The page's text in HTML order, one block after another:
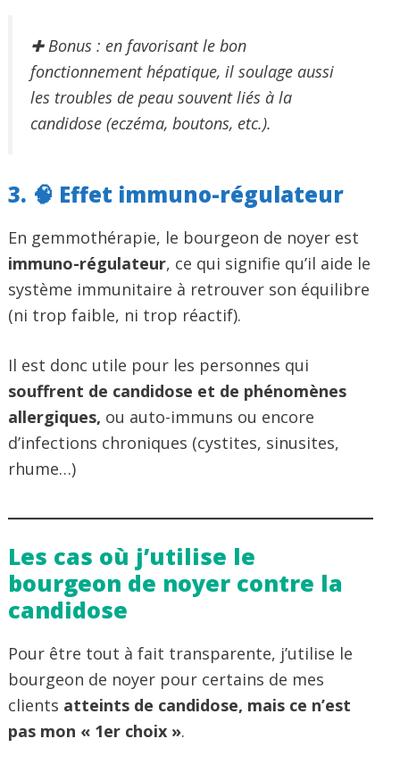
✚ Bonus : en favorisant le bon
fonctionnement hépatique, il soulage aussi
les troubles de peau souvent liés à la
candidose (eczéma, boutons, etc.).
3. 🧠 Effet immuno-régulateur
En gemmothérapie, le bourgeon de noyer est
immuno-régulateur, ce qui signifie qu’il aide le
système immunitaire à retrouver son équilibre
(ni trop faible, ni trop réactif).
Il est donc utile pour les personnes qui
souffrent de candidose et de phénomènes
allergiques, ou auto-immuns ou encore
d’infections chroniques (cystites, sinusites,
rhume…)
Les cas où j’utilise le
bourgeon de noyer contre la
candidose
Pour être tout à fait transparente, j’utilise le
bourgeon de noyer pour certains de mes
clients atteints de candidose, mais ce n’est
pas mon « 1er choix ».